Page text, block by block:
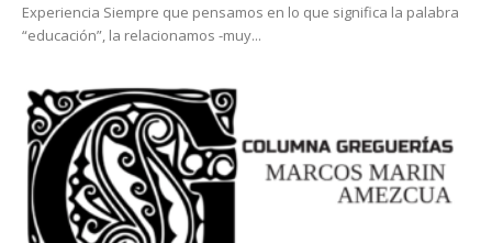
Experiencia Siempre que pensamos en lo que significa la palabra
“educación”, la relacionamos -muy...